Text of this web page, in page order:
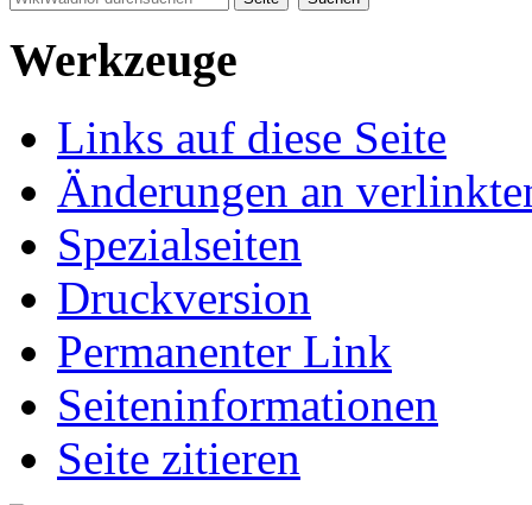
Werkzeuge
Links auf diese Seite
Änderungen an
Spezialseiten
Druckversion
Permanenter Link
Seiten­informationen
Seite zitieren